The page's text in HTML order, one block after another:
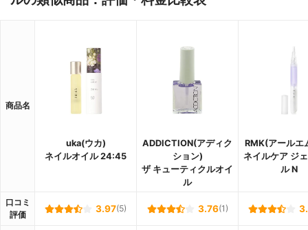
商品名
uka(ウカ)
ネイルオイル 24:45
ADDICTION(アディク
ション)
ザ キューティクルオイ
ル
RMK(アールエ
ネイルケア ジ
ル N
口コミ
評価
3.97(5) 3.76(1)